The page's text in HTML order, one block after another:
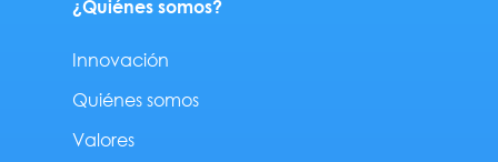
¿Quiénes somos?
Innovación
Quiénes somos
Valores